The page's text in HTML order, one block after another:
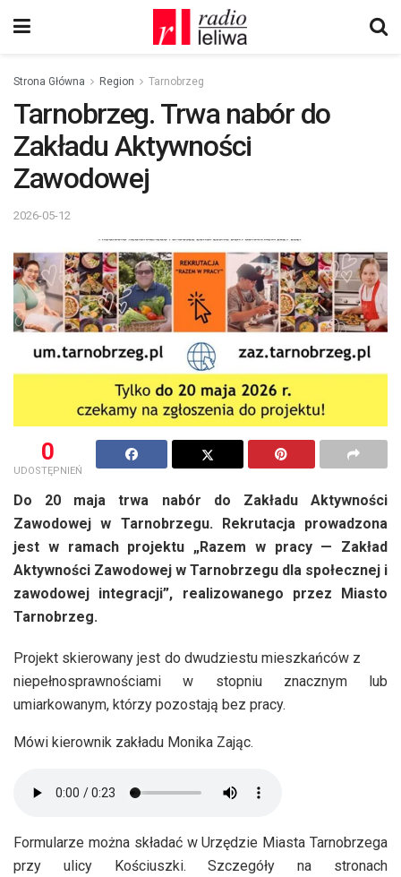
Strona Główna Region Tarnobrzeg
Tarnobrzeg. Trwa nabór do
Zakładu Aktywności
Zawodowej
2026-05-12
0
UDOSTĘPNIEŃ
Do 20 maja trwa nabór do Zakładu Aktywności
Zawodowej w Tarnobrzegu. Rekrutacja prowadzona
jest w ramach projektu „Razem w pracy — Zakład
Aktywności Zawodowej w Tarnobrzegu dla społecznej i
zawodowej integracji”, realizowanego przez Miasto
Tarnobrzeg.
Projekt skierowany jest do dwudziestu mieszkańców z
niepełnosprawnościami w stopniu znacznym lub
umiarkowanym, którzy pozostają bez pracy.
Mówi kierownik zakładu Monika Zając.
Formularze można składać w Urzędzie Miasta Tarnobrzega
przy ulicy Kościuszki. Szczegóły na stronach